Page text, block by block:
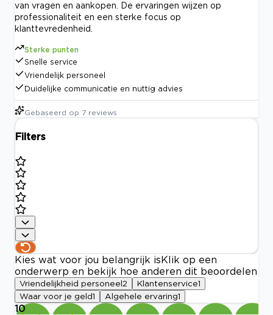
van vragen en aankopen. De ervaringen wijzen op
professionaliteit en een sterke focus op
klanttevredenheid.
Sterke punten
Snelle service
Vriendelijk personeel
Duidelijke communicatie en nuttig advies
Gebaseerd op 7 reviews
Filters
Kies wat voor jou belangrijk is Klik op een
onderwerp en bekijk hoe anderen dit beoordelen
Vriendelijkheid personeel 2 Klantenservice1
Waar voor je geld1 Algehele ervaring1
10